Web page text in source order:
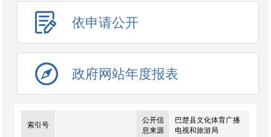
依申请公开
政府网站年度报表
索引号
公开信
息来源
巴楚县文化体育广播
电视和旅游局